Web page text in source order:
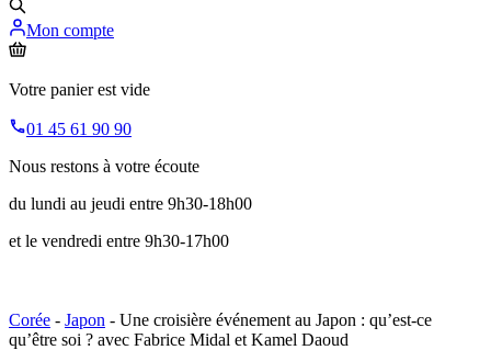
Mon compte
Votre panier est vide
01 45 61 90 90
Nous restons à votre écoute
du lundi au jeudi entre 9h30-18h00
et le vendredi entre 9h30-17h00
Corée - Japon - Une croisière événement au Japon : qu’est-ce
qu’être soi ? avec Fabrice Midal et Kamel Daoud